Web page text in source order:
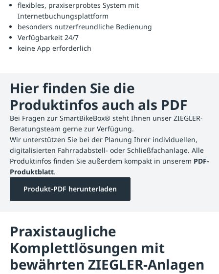
flexibles, praxiserprobtes System mit
Internetbuchungsplattform
besonders nutzerfreundliche Bedienung
Verfügbarkeit 24/7
keine App erforderlich
Hier finden Sie die
Produktinfos auch als PDF
Bei Fragen zur SmartBikeBox® steht Ihnen unser ZIEGLER-
Beratungsteam gerne zur Verfügung.
Wir unterstützen Sie bei der Planung Ihrer individuellen,
digitalisierten Fahrradabstell- oder Schließfachanlage. Alle
Produktinfos finden Sie außerdem kompakt in unserem PDF-
Produktblatt.
Produkt-PDF herunterladen
Praxistaugliche
Komplettlösungen mit
bewährten ZIEGLER-Anlagen